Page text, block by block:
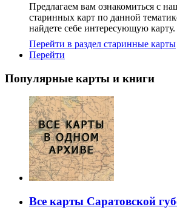
Предлагаем вам ознакомиться с
старинных карт по данной
найдете себе интересующую карту.
Перейти в раздел старинные карты
Перейти
Популярные карты и книги
Все карты Саратовской